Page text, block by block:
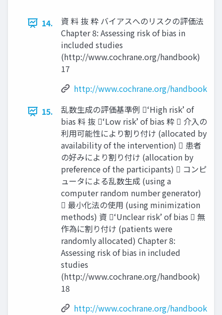
14.
資 料 抜 粋 バイアスへのリスクの評価法
Chapter 8: Assessing risk of bias in
included studies
(http://www.cochrane.org/handbook)
17
http://www.cochrane.org/handbook
15.
乱数生成の評価基準例 ‘High risk’ of
bias 料 抜 ‘Low risk’ of bias 粋  介⼊の
利⽤可能性により割り付け (allocated by
availability of the intervention)  患者
の好みにより割り付け (allocation by
preference of the participants)  コンピ
ュータによる乱数生成 (using a
computer random number generator)
 最小化法の使⽤ (using minimization
methods) 資 ‘Unclear risk’ of bias  無
作為に割り付け (patients were
randomly allocated) Chapter 8:
Assessing risk of bias in included
studies
(http://www.cochrane.org/handbook)
18
http://www.cochrane.org/handbook